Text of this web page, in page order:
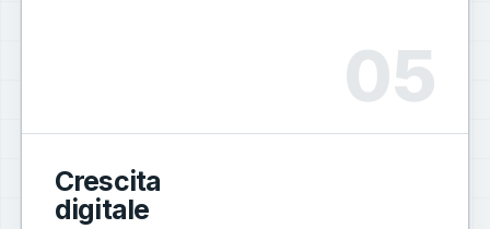
Crescita
digitale